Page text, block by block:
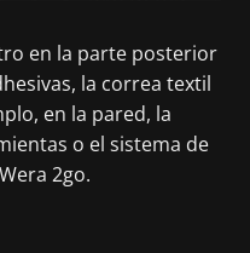
en la parte posterior
la correa textil
en la pared, la
o el sistema de
2go.